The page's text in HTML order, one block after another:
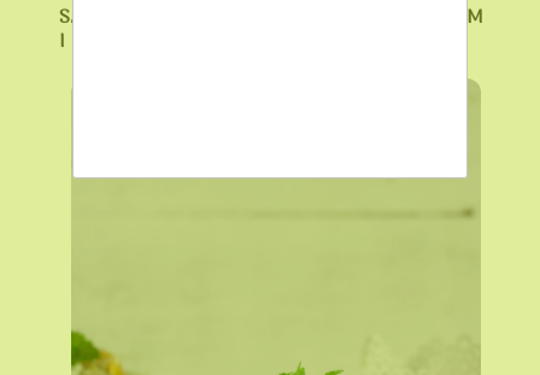
SAŁATKA Z SURIMI, MAKARONEM RYŻOWYM
I POREM